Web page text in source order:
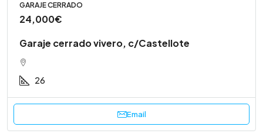
GARAJE CERRADO
24,000€
Garaje cerrado vivero, c/Castellote
26
Email